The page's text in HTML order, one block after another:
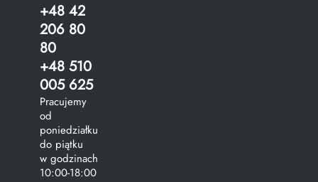
+48 42
206 80
80
+48 510
005 625
Pracujemy
od
poniedziałku
do piątku
w godzinach
10:00-18:00